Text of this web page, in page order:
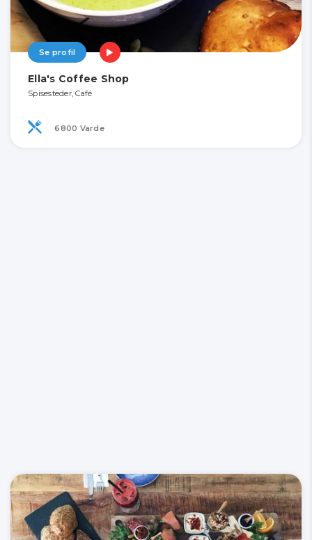
Se profil
Ella's Coffee Shop
Spisesteder, Café
6800 Varde